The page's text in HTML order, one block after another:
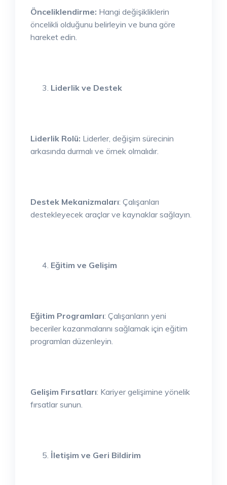
Önceliklendirme: Hangi değişikliklerin
öncelikli olduğunu belirleyin ve buna göre
hareket edin.
Liderlik ve Destek
Liderlik Rolü: Liderler, değişim sürecinin
arkasında durmalı ve örnek olmalıdır.
Destek Mekanizmaları: Çalışanları
destekleyecek araçlar ve kaynaklar sağlayın.
Eğitim ve Gelişim
Eğitim Programları: Çalışanların yeni
beceriler kazanmalarını sağlamak için eğitim
programları düzenleyin.
Gelişim Fırsatları: Kariyer gelişimine yönelik
fırsatlar sunun.
İletişim ve Geri Bildirim